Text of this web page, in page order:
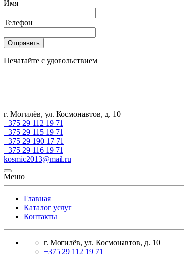
Имя
Телефон
Отправить
Печатайте с удовольствием
г. Могилёв, ул. Космонавтов, д. 10
+375 29 112 19 71
+375 29 115 19 71
+375 29 190 17 71
+375 29 116 19 71
kosmic2013@mail.ru
Меню
Главная
Каталог услуг
Контакты
г. Могилёв, ул. Космонавтов, д. 10
+375 29 112 19 71